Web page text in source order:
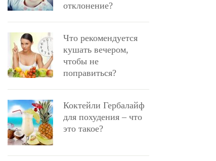
отклонение?
Что рекомендуется
кушать вечером,
чтобы не
поправиться?
Коктейли Гербалайф
для похудения – что
это такое?